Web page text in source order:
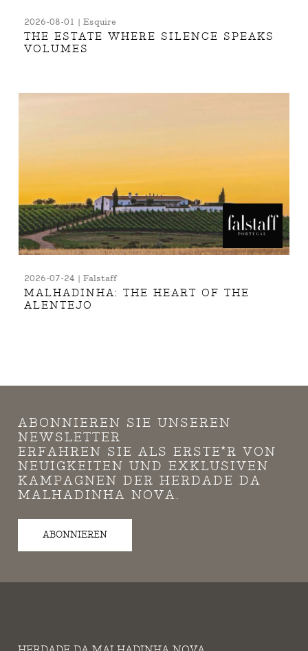
2026-08-01 | Esquire
THE ESTATE WHERE SILENCE SPEAKS
VOLUMES
2026-07-24 | Falstaff
MALHADINHA: THE HEART OF THE
ALENTEJO
ABONNIEREN SIE UNSEREN
NEWSLETTER
ERFAHREN SIE ALS ERSTE*R VON
NEUIGKEITEN UND EXKLUSIVEN
KAMPAGNEN DER HERDADE DA
MALHADINHA NOVA.
ABONNIEREN